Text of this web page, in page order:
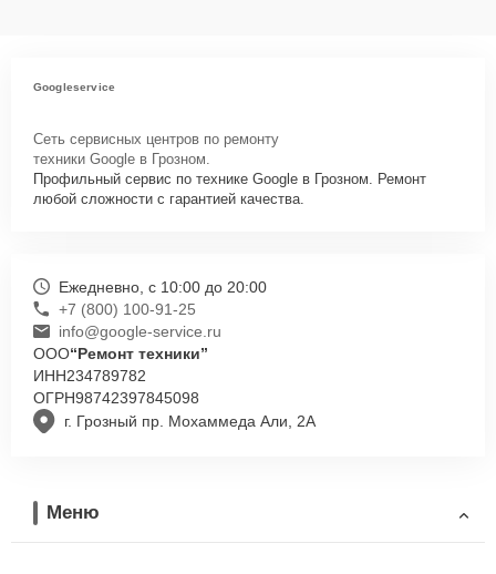
Googleservice
Сеть сервисных центров по ремонту
техники Google в Грозном.
Профильный сервис по технике Google в Грозном. Ремонт
любой сложности с гарантией качества.
г. Грозный пр. Мохаммеда Али, 2А
Ежедневно, с 10:00 до 20:00
+7 (800) 100-91-25
info@google-service.ru
ООО“Ремонт техники”
ИНН234789782
ОГРН98742397845098
Меню